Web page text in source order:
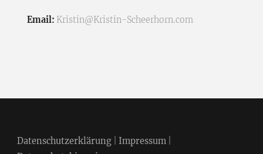
Email: Kristin@Kristin-Scheerhorn.com
Datenschutzerklärung| Impressum|